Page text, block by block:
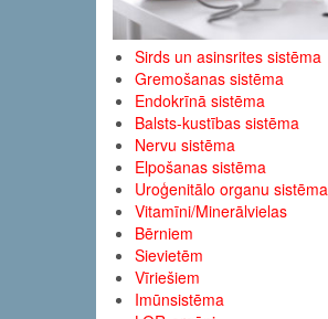
Sirds un asinsrites sistēma
Gremošanas sistēma
Endokrīnā sistēma
Balsts-kustības sistēma
Nervu sistēma
Elpošanas sistēma
Uroģenitālo organu sistēma
Vitamīni/Minerālvielas
Bērniem
Sievietēm
Vīriešiem
Imūnsistēma